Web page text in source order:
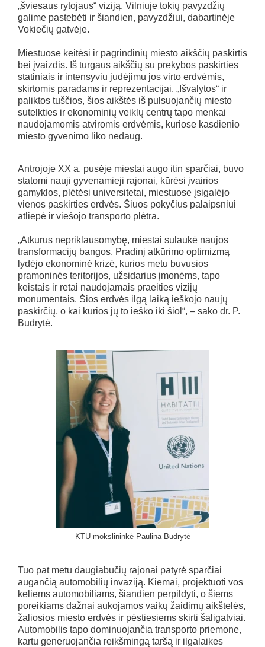
„šviesaus rytojaus“ viziją. Vilniuje tokių pavyzdžių
galime pastebėti ir šiandien, pavyzdžiui, dabartinėje
Vokiečių gatvėje.
Miestuose keitėsi ir pagrindinių miesto aikščių paskirtis
bei įvaizdis. Iš turgaus aikščių su prekybos paskirties
statiniais ir intensyviu judėjimu jos virto erdvėmis,
skirtomis paradams ir reprezentacijai. „Išvalytos“ ir
paliktos tuščios, šios aikštės iš pulsuojančių miesto
sutelkties ir ekonominių veiklų centrų tapo menkai
naudojamomis atviromis erdvėmis, kuriose kasdienio
miesto gyvenimo liko nedaug.
Antrojoje XX a. pusėje miestai augo itin sparčiai, buvo
statomi nauji gyvenamieji rajonai, kūrėsi įvairios
gamyklos, plėtėsi universitetai, miestuose įsigalėjo
vienos paskirties erdvės. Šiuos pokyčius palaipsniui
atliepė ir viešojo transporto plėtra.
„Atkūrus nepriklausomybę, miestai sulaukė naujos
transformacijų bangos. Pradinį atkūrimo optimizmą
lydėjo ekonominė krizė, kurios metu buvusios
pramoninės teritorijos, užsidarius įmonėms, tapo
keistais ir retai naudojamais praeities vizijų
monumentais. Šios erdvės ilgą laiką ieškojo naujų
paskirčių, o kai kurios jų to ieško iki šiol“, – sako dr. P.
Budrytė.
KTU mokslininkė Paulina Budrytė
Tuo pat metu daugiabučių rajonai patyrė sparčiai
augančią automobilių invaziją. Kiemai, projektuoti vos
keliems automobiliams, šiandien perpildyti, o šiems
poreikiams dažnai aukojamos vaikų žaidimų aikštelės,
žaliosios miesto erdvės ir pėstiesiems skirti šaligatviai.
Automobilis tapo dominuojančia transporto priemone,
kartu generuojančia reikšmingą taršą ir ilgalaikes